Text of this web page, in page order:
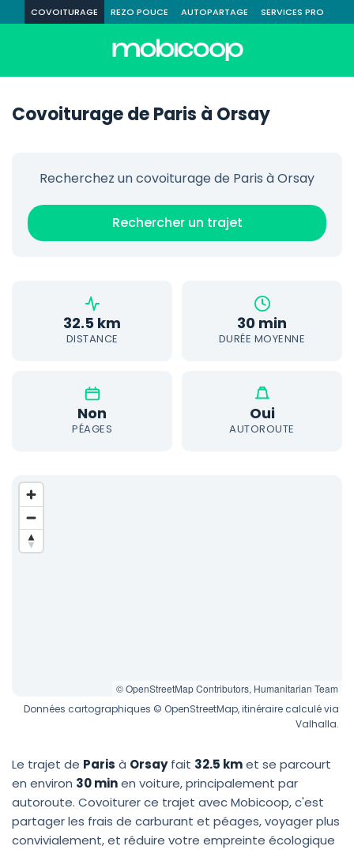
COVOITURAGE REZO POUCE AUTOPARTAGE SERVICES PRO
Covoiturage de Paris à Orsay
Recherchez un covoiturage de Paris à Orsay
Rechercher un trajet
32.5 km
DISTANCE
30 min
DURÉE MOYENNE
Non
PÉAGES
Oui
AUTOROUTE
© OpenStreetMap Contributors, Humanitarian Team
Données cartographiques © OpenStreetMap, itinéraire calculé via
Valhalla.
Le trajet de Paris à Orsayfait 32.5 kmet se parcourt
en environ 30 minen voiture, principalement par
autoroute. Covoiturer ce trajet avec Mobicoop, c'est
partager les frais de carburant et péages, voyager plus
convivialement, et réduire votre empreinte écologique